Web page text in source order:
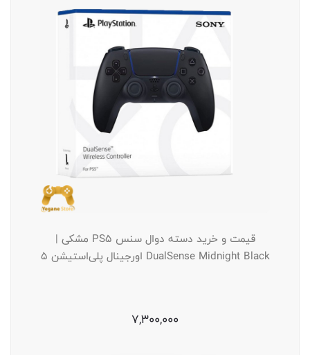
قیمت و خرید دسته دوال سنس PS5 مشکی |
DualSense Midnight Black اورجینال پلی‌استیشن ۵
7,300,000